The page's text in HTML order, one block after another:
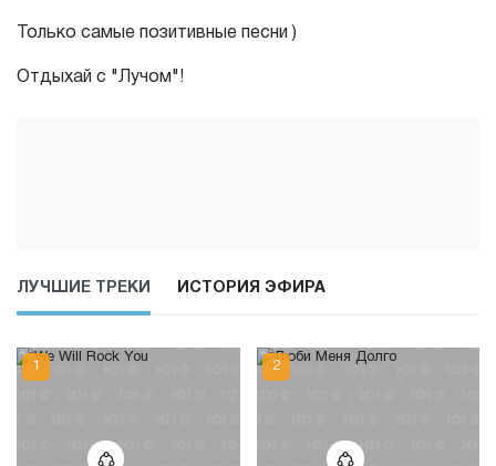
Только самые позитивные песни )
Отдыхай с "Лучом"!
ЛУЧШИЕ ТРЕКИ ИСТОРИЯ ЭФИРА